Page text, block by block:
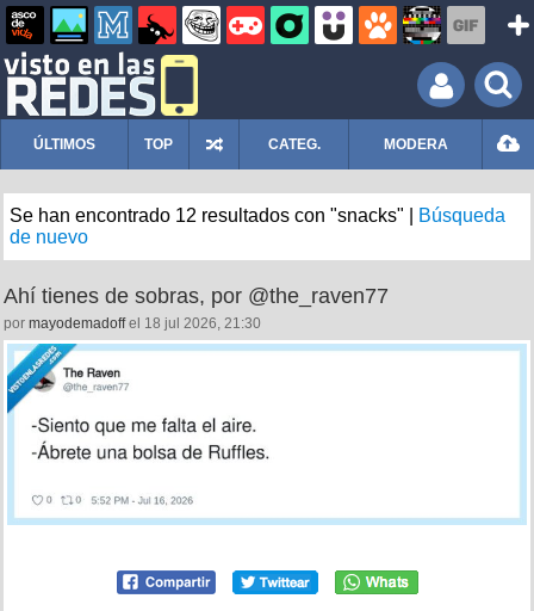
ÚLTIMOS TOP CATEG. MODERA
Se han encontrado 12 resultados con "snacks" |
Búsqueda
de nuevo
Ahí tienes de sobras, por @the_raven77
por mayodemadoffel 18 jul 2026, 21:30